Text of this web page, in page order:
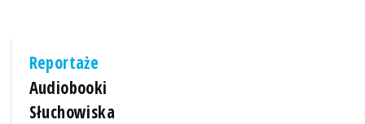
Reportaże
Audiobooki
Słuchowiska